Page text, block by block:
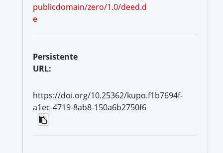
publicdomain/zero/1.0/deed.d
e
Persistente
URL:
https://doi.org/10.25362/kupo.f1b7694f-
a1ec-4719-8ab8-150a6b2750f6